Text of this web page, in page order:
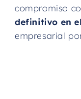
compromiso
definitivo en
empresarial